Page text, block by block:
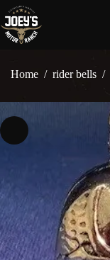
naar
de
inhoud
Home / rider bells /